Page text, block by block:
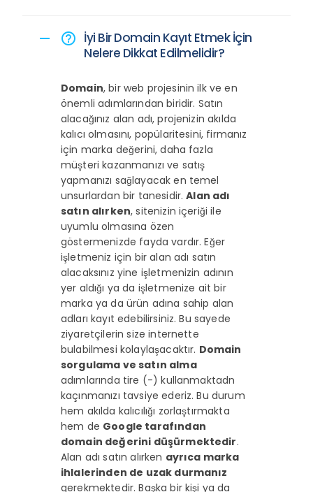
remove help_outline İyi Bir Domain Kayıt Etmek İçin
Nelere Dikkat Edilmelidir?
Domain, bir web projesinin ilk ve en
önemli adımlarından biridir. Satın
alacağınız alan adı, projenizin akılda
kalıcı olmasını, popülaritesini, firmanız
için marka değerini, daha fazla
müşteri kazanmanızı ve satış
yapmanızı sağlayacak en temel
unsurlardan bir tanesidir.Alan adı
satın alırken, sitenizin içeriği ile
uyumlu olmasına özen
göstermenizde fayda vardır. Eğer
işletmeniz için bir alan adı satın
alacaksınız yine işletmenizin adının
yer aldığı ya da işletmenize ait bir
marka ya da ürün adına sahip alan
adları kayıt edebilirsiniz. Bu sayede
ziyaretçilerin size internette
bulabilmesi kolaylaşacaktır. Domain
sorgulama ve satın alma
adımlarında tire (-) kullanmaktadn
kaçınmanızı tavsiye ederiz. Bu durum
hem akılda kalıcılığı zorlaştırmakta
hem de Google tarafından
domain değerini düşürmektedir.
Alan adı satın alırken ayrıca marka
ihlalerinden de uzak durmanız
gerekmektedir. Başka bir kişi ya da